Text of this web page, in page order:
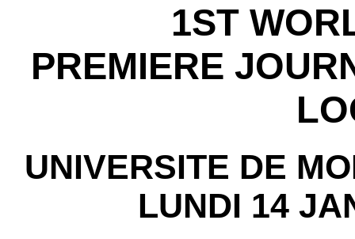
1ST
PREMIERE
UNIVERSITE DE
LUNDI 14